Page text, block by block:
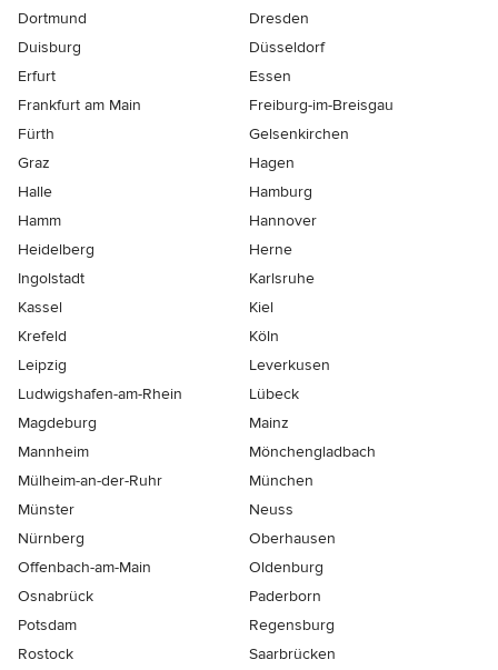
Dortmund
Dresden
Duisburg
Düsseldorf
Erfurt
Essen
Frankfurt am Main
Freiburg-im-Breisgau
Fürth
Gelsenkirchen
Graz
Hagen
Halle
Hamburg
Hamm
Hannover
Heidelberg
Herne
Ingolstadt
Karlsruhe
Kassel
Kiel
Krefeld
Köln
Leipzig
Leverkusen
Ludwigshafen-am-Rhein
Lübeck
Magdeburg
Mainz
Mannheim
Mönchen­gladbach
Mülheim-an-der-Ruhr
München
Münster
Neuss
Nürnberg
Oberhausen
Offenbach-am-Main
Oldenburg
Osnabrück
Paderborn
Potsdam
Regensburg
Rostock
Saarbrücken